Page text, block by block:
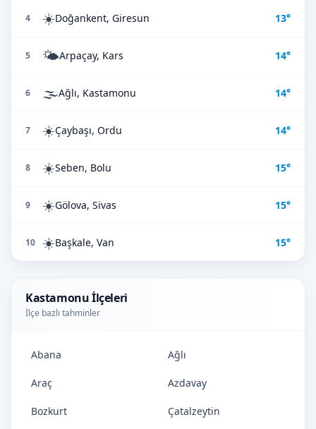
4 ☀️Doğankent, Giresun 13°
5 🌤️Arpaçay, Kars 14°
6 🌫️Ağlı, Kastamonu 14°
7 ☀️Çaybaşı, Ordu 14°
8 ☀️Seben, Bolu 15°
9 ☀️Gölova, Sivas 15°
10 ☀️Başkale, Van 15°
Kastamonu İlçeleri
İlçe bazlı tahminler
Abana Ağlı
Araç Azdavay
Bozkurt Çatalzeytin